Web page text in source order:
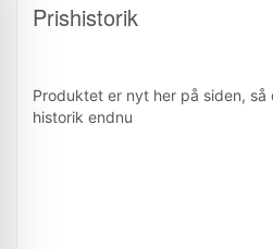
Prishistorik
Produktet er nyt her på siden,
historik endnu